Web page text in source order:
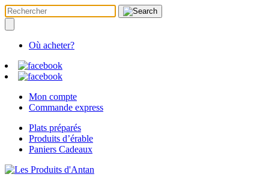
Où acheter?
Mon compte
Commande express
Plats préparés
Produits d’érable
Paniers Cadeaux